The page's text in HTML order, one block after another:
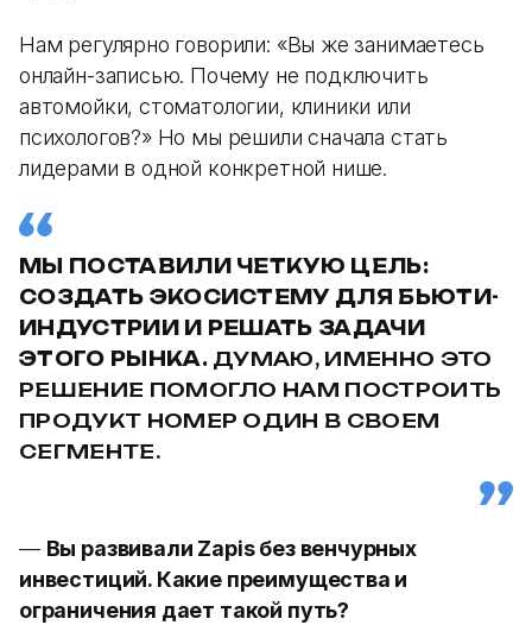
Нам регулярно говорили: «Вы же занимаетесь
онлайн-записью. Почему не подключить
автомойки, стоматологии, клиники или
психологов?» Но мы решили сначала стать
лидерами в одной конкретной нише.
МЫ ПОСТАВИЛИ ЧЕТКУЮ ЦЕЛЬ:
СОЗДАТЬ ЭКОСИСТЕМУ ДЛЯ БЬЮТИ-
ИНДУСТРИИ И РЕШАТЬ ЗАДАЧИ
ЭТОГО РЫНКА. ДУМАЮ, ИМЕННО ЭТО
РЕШЕНИЕ ПОМОГЛО НАМ ПОСТРОИТЬ
ПРОДУКТ НОМЕР ОДИН В СВОЕМ
СЕГМЕНТЕ.
— Вы развивали Zapis без венчурных
инвестиций. Какие преимущества и
ограничения дает такой путь?